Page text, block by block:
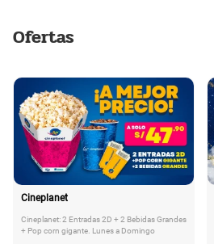
Ofertas
Cineplanet
Cineplanet: 2 Entradas 2D + 2 Bebidas Grandes
+ Pop corn gigante. Lunes a Domingo